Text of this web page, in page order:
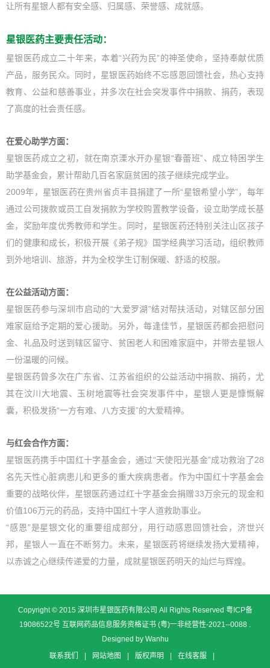
让所有星银人都有安全感、归属感、荣誉感、成就感。
星银医药主要责任活动：
星银医药成立二十年来，本着“兴药为民”的神圣使命，坚持奉献优质
产品，服务民众。同时，星银医药始终不忘感恩回馈社会，热心支持
教育、公益和慈善事业，并多次在社会突发事件中捐款、捐药，表现
了高度的社会责任感。
在爱心助学方面：
星银医药成立之初，就在南京溧水开办星银“春蕾班”、成立特困学生
助学基金会，累计帮助几百名家庭贫困的孩子继续完成学业。
2009年，星银医药在贵州省贞丰县捐建了一所“星银希望小学”，每年
通过公司拨款或员工自发捐款为学校购置教学设备，设立助学成长基
金，奖励年度优秀教师和学生。同时，星银医药还特别关注山区孩子
们的健康和成长，积极开展《弟子规》国学经典学习活动，组织教师
到外地培训、旅游，并为全校学生订制保暖、舒适的校服。
在公益活动方面：
星银医药参与深圳市启动的“大爱罗湖”结对帮扶活动，对辖区部分困
难家庭给予定期的爱心援助。另外，每逢佳节，星银医药都会把慰问
金、礼品及时送到辖区留守、贫困老人和困难家庭中，并带去星银人
一份温暖的问候。
星银医药曾多次在广东省、江苏省组织的公益活动中捐款、捐药，尤
其在汶川大地震、玉树地震等社会突发事件中，星银人更是慷慨解
囊，积极发扬“一方有难、八方支援”的大爱精神。
与红会合作方面：
星银医药携手中国红十字基金会，通过“天使阳光基金”成功救治了28
名先天性心脏病患儿和更多的重大疾病患者。作为中国红十字基金会
重要的战略伙伴，星银医药通过红十字基金会捐赠33万余元的现金和
价值106万元的药品，支持中国红十字人道救助事业。
“感恩”是星银文化的重要组成部分，用行动感恩回馈社会，济世兴
邦，星银人一直在不断努力。未来，星银医药将继续发扬大爱精神，
以赤诚之心继续传递爱的力量，成就星银医药明天的灿烂与辉煌。
Copyright © 2015 深圳市星银医药有限公司 All Rights Reserved 粤ICP备
19086522号 互联网药品信息服务资格证书 (粤)一非经营性-2021--0088 .
Designed by Wanhu
联系我们
网站地图 版权声明 在线客服